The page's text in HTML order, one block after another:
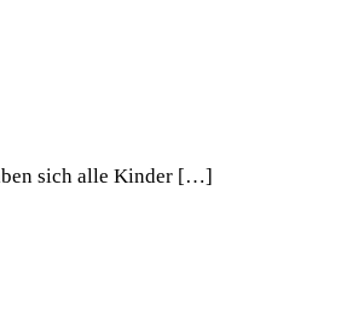
sich alle Kinder […]